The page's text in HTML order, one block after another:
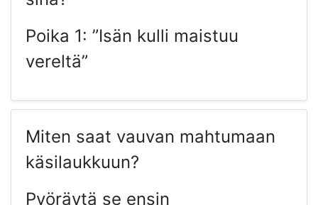
Poika 1: ”Isän kulli maistuu
vereltä”
Miten saat vauvan mahtumaan
käsilaukkuun?
Pyöräytä se ensin